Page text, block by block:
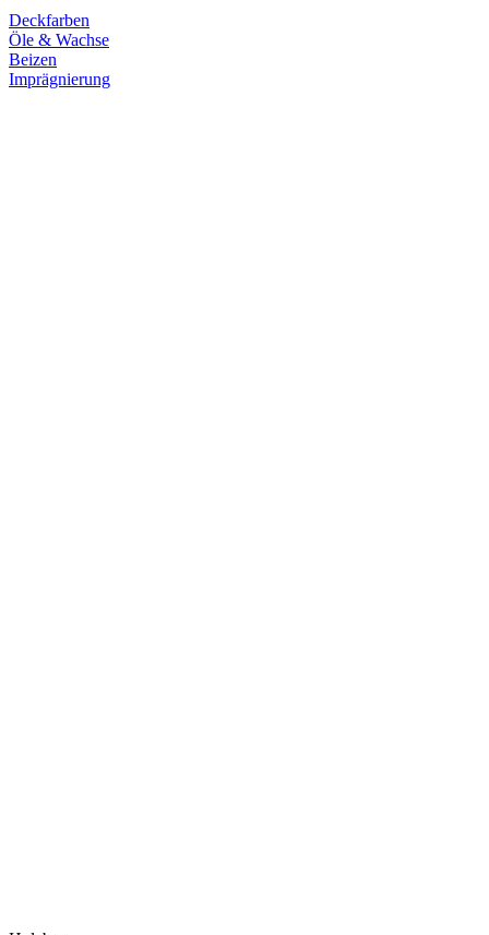
Deckfarben
Öle & Wachse
Beizen
Imprägnierung